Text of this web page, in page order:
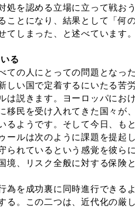
を認める立場に立って戦お
ことになり、結果として「何
しまった、と述べています
る
の人にとっての問題となっ
い国で定着するにいたる苦
説きます。ヨーロッパにお
民を受け入れてきた国々が
るようです。そして今日、も
ルは次のように課題を提起し
れているという感覚を彼ら
、リスク全般に対する保険
を成功裏に同時進行できる
る。この二つは、近代化の厳